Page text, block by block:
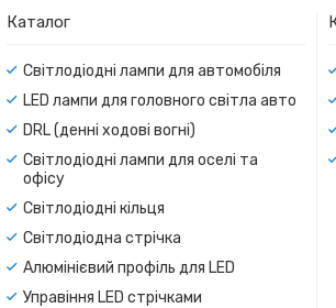
Каталог
Світлодіодні лампи для автомобіля
LED лампи для головного світла авто
DRL (денні ходові вогні)
Світлодіодні лампи для оселі та
офісу
Світлодіодні кільця
Світлодіодна стрічка
Алюмінієвий профіль для LED
Управіння LED стрічками